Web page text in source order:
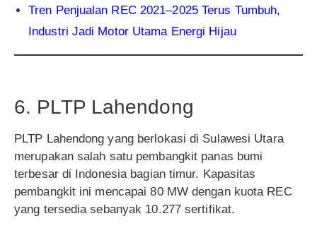
Tren Penjualan REC 2021–2025 Terus Tumbuh,
Industri Jadi Motor Utama Energi Hijau
6. PLTP Lahendong
PLTP Lahendong yang berlokasi di Sulawesi Utara
merupakan salah satu pembangkit panas bumi
terbesar di Indonesia bagian timur. Kapasitas
pembangkit ini mencapai 80 MW dengan kuota REC
yang tersedia sebanyak 10.277 sertifikat.